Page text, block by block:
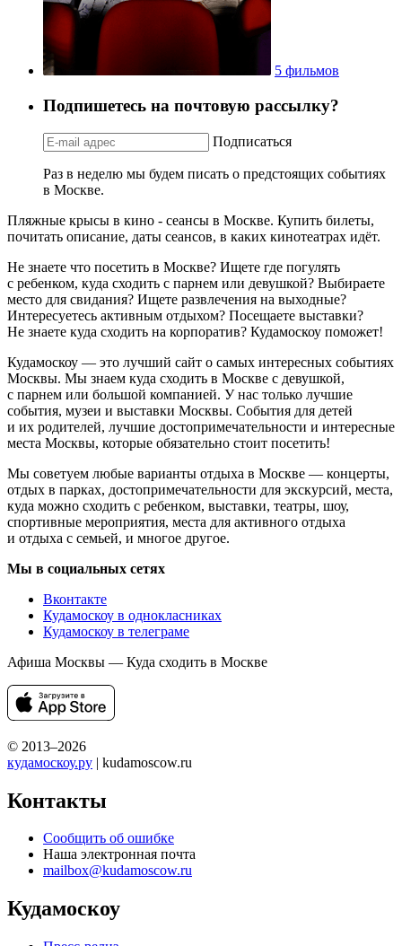
5 фильмов
Подпишетесь на почтовую рассылку?
Подписаться
Раз в неделю мы будем писать о предстоящих событиях
в Москве.
Пляжные крысы в кино - сеансы в Москве. Купить билеты,
почитать описание, даты сеансов, в каких кинотеатрах идёт.
Не знаете что посетить в Москве? Ищете где погулять
с ребенком, куда сходить с парнем или девушкой? Выбираете
место для свидания? Ищете развлечения на выходные?
Интересуетесь активным отдыхом? Посещаете выставки?
Не знаете куда сходить на корпоратив? Кудамоскоу поможет!
Кудамоскоу — это лучший сайт о самых интересных событиях
Москвы. Мы знаем куда сходить в Москве с девушкой,
с парнем или большой компанией. У нас только лучшие
события, музеи и выставки Москвы. События для детей
и их родителей, лучшие достопримечательности и интересные
места Москвы, которые обязательно стоит посетить!
Мы советуем любые варианты отдыха в Москве — концерты,
отдых в парках, достопримечательности для экскурсий, места,
куда можно сходить с ребенком, выставки, театры, шоу,
спортивные мероприятия, места для активного отдыха
и отдыха с семьей, и многое другое.
Мы в социальных сетях
Вконтакте
Кудамоскоу в однокласниках
Кудамоскоу в телеграме
Афиша Москвы — Куда сходить в Москве
© 2013–2026
кудамоскоу.ру | kudamoscow.ru
Контакты
Сообщить об ошибке
Наша электронная почта
mailbox@kudamoscow.ru
Кудамоскоу